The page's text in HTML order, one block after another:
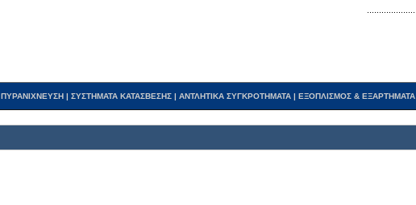
ΠΥΡΑΝΙΧΝΕΥΣΗ | ΣΥΣΤΗΜΑΤΑ ΚΑΤΑΣΒΕΣΗΣ | ΑΝΤΛΗΤΙΚΑ ΣΥΓΚΡΟΤΗΜΑΤΑ | ΕΞΟΠΛΙΣΜΟΣ & ΕΞΑΡΤΗΜΑΤΑ